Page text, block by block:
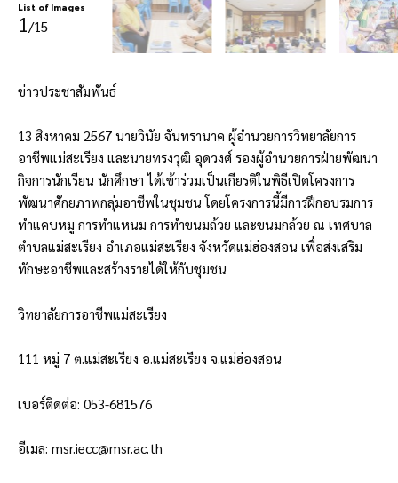
List of Images
1/15
ข่าวประชาสัมพันธ์
13 สิงหาคม 2567 นายวินัย จันทรานาค ผู้อำนวยการวิทยาลัยการ
อาชีพแม่สะเรียง และนายทรงวุฒิ อุดวงศ์ รองผู้อำนวยการฝ่ายพัฒนา
กิจการนักเรียน นักศึกษา ได้เข้าร่วมเป็นเกียรติในพิธีเปิดโครงการ
พัฒนาศักยภาพกลุ่มอาชีพในชุมชน โดยโครงการนี้มีการฝึกอบรมการ
ทำแคบหมู การทำแหนม การทำขนมถ้วย และขนมกล้วย ณ เทศบาล
ตำบลแม่สะเรียง อำเภอแม่สะเรียง จังหวัดแม่ฮ่องสอน เพื่อส่งเสริม
ทักษะอาชีพและสร้างรายได้ให้กับชุมชน
วิทยาลัยการอาชีพแม่สะเรียง
111 หมู่ 7 ต.แม่สะเรียง อ.แม่สะเรียง จ.แม่ฮ่องสอน
เบอร์ติดต่อ: 053-681576
อีเมล: msr.iecc@msr.ac.th